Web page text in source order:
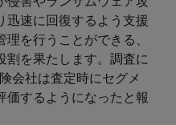
迅速に回復するよう支援
を行うことができる、
割を果たします。調査に
会社は査定時にセグメ
価するようになったと報